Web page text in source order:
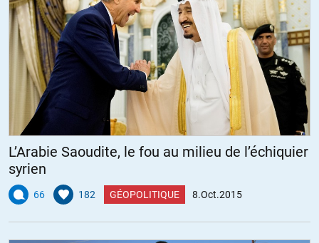
L’Arabie Saoudite, le fou au milieu de l’échiquier
syrien
66 182 GÉOPOLITIQUE 8.Oct.2015